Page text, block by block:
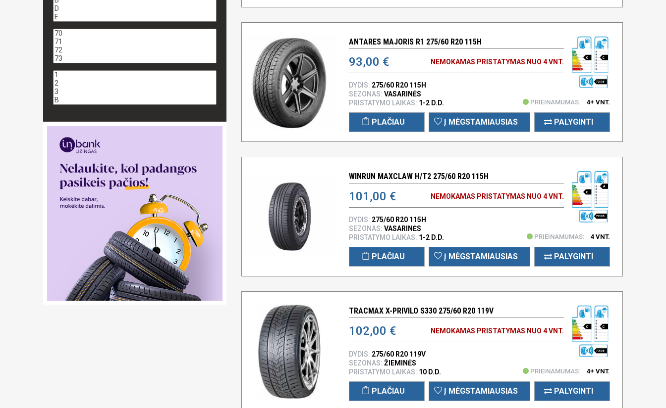
ANTARES MAJORIS R1 275/60 R20 115H
93,00 € NEMOKAMAS PRISTATYMAS NUO 4 VNT.
C C
72 DB
DYDIS: 275/60 R20 115H
SEZONAS: VASARINĖS
PRISTATYMO LAIKAS: 1-2 D.D. PRIEINAMUMAS: 4+ VNT.
PLAČIAU Į MĖGSTAMIAUSIAS PALYGINTI
WINRUN MAXCLAW H/T2 275/60 R20 115H
101,00 € NEMOKAMAS PRISTATYMAS NUO 4 VNT.
C
A
72 DB
DYDIS: 275/60 R20 115H
SEZONAS: VASARINĖS
PRISTATYMO LAIKAS: 1-2 D.D. PRIEINAMUMAS: 4 VNT.
PLAČIAU Į MĖGSTAMIAUSIAS PALYGINTI
TRACMAX X-PRIVILO S330 275/60 R20 119V
102,00 € NEMOKAMAS PRISTATYMAS NUO 4 VNT.
C C
73 DB
DYDIS: 275/60 R20 119V
SEZONAS: ŽIEMINĖS
PRISTATYMO LAIKAS: 10 D.D. PRIEINAMUMAS: 4+ VNT.
PLAČIAU Į MĖGSTAMIAUSIAS PALYGINTI